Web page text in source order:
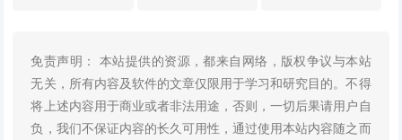
免责声明： 本站提供的资源，都来自网络，版权争议与本站
无关，所有内容及软件的文章仅限用于学习和研究目的。不得
将上述内容用于商业或者非法用途，否则，一切后果请用户自
负，我们不保证内容的长久可用性，通过使用本站内容随之而